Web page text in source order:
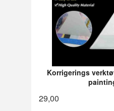
Korrigerings
29,00